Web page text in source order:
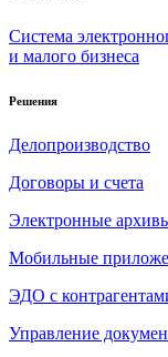
Система
и малого бизнеса
Решения
Делопроизводство
Договоры и счета
Электронные
Мобильные
ЭДО с
Управление